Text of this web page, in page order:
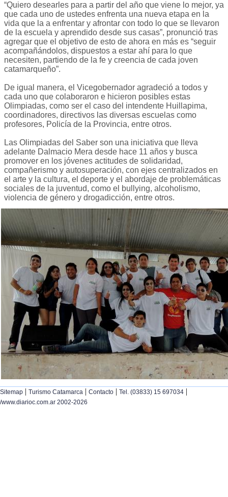
“Quiero desearles para a partir del año que viene lo mejor, ya
que cada uno de ustedes enfrenta una nueva etapa en la
vida que la a enfrentar y afrontar con todo lo que se llevaron
de la escuela y aprendido desde sus casas”, pronunció tras
agregar que el objetivo de esto de ahora en más es “seguir
acompañándolos, dispuestos a estar ahí para lo que
necesiten, partiendo de la fe y creencia de cada joven
catamarqueño”.
De igual manera, el Vicegobernador agradeció a todos y
cada uno que colaboraron e hicieron posibles estas
Olimpiadas, como ser el caso del intendente Huillapima,
coordinadores, directivos las diversas escuelas como
profesores, Policía de la Provincia, entre otros.
Las Olimpiadas del Saber son una iniciativa que lleva
adelante Dalmacio Mera desde hace 11 años y busca
promover en los jóvenes actitudes de solidaridad,
compañerismo y autosuperación, con ejes centralizados en
el arte y la cultura, el deporte y el abordaje de problemáticas
sociales de la juventud, como el bullying, alcoholismo,
violencia de género y drogadicción, entre otros.
Sitemap | Turismo Catamarca | Contacto | Tel. (03833) 15 697034 |
/www.diarioc.com.ar 2002-2026